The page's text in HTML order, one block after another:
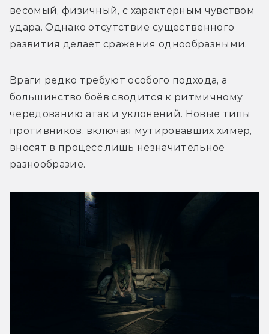
весомый, физичный, с характерным чувством
удара. Однако отсутствие существенного
развития делает сражения однообразными.
Враги редко требуют особого подхода, а
большинство боёв сводится к ритмичному
чередованию атак и уклонений. Новые типы
противников, включая мутировавших химер,
вносят в процесс лишь незначительное
разнообразие.